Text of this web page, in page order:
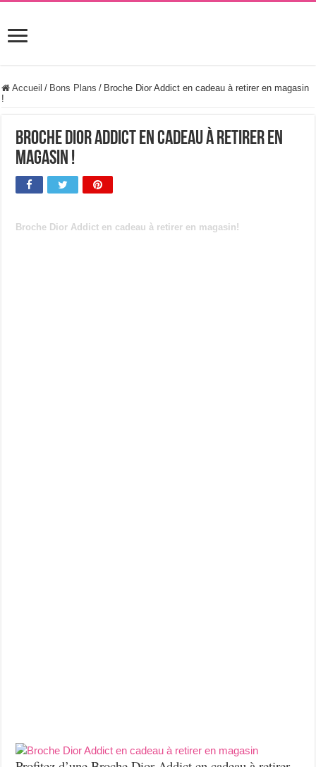
Accueil / Bons Plans / Broche Dior Addict en cadeau à retirer en magasin
!
Broche Dior Addict en cadeau à retirer en
magasin !
Broche Dior Addict en cadeau à retirer en magasin!